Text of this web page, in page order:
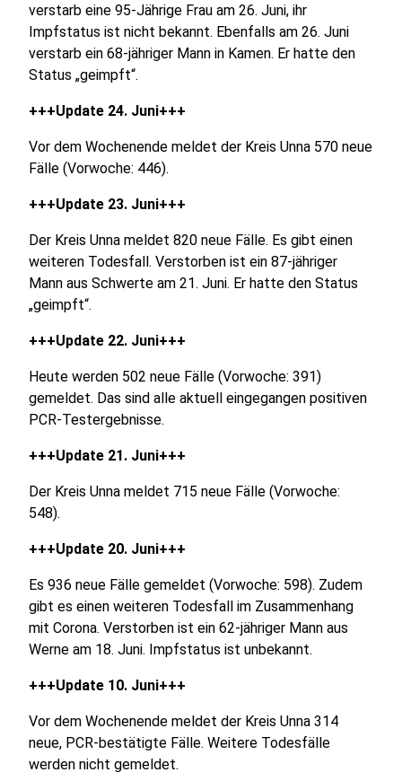
verstarb eine 95-Jährige Frau am 26. Juni, ihr
Impfstatus ist nicht bekannt. Ebenfalls am 26. Juni
verstarb ein 68-jähriger Mann in Kamen. Er hatte den
Status „geimpft“.
+++Update 24. Juni+++
Vor dem Wochenende meldet der Kreis Unna 570 neue
Fälle (Vorwoche: 446).
+++Update 23. Juni+++
Der Kreis Unna meldet 820 neue Fälle. Es gibt einen
weiteren Todesfall. Verstorben ist ein 87-jähriger
Mann aus Schwerte am 21. Juni. Er hatte den Status
„geimpft“.
+++Update 22. Juni+++
Heute werden 502 neue Fälle (Vorwoche: 391)
gemeldet. Das sind alle aktuell eingegangen positiven
PCR-Testergebnisse.
+++Update 21. Juni+++
Der Kreis Unna meldet 715 neue Fälle (Vorwoche:
548).
+++Update 20. Juni+++
Es 936 neue Fälle gemeldet (Vorwoche: 598). Zudem
gibt es einen weiteren Todesfall im Zusammenhang
mit Corona. Verstorben ist ein 62-jähriger Mann aus
Werne am 18. Juni. Impfstatus ist unbekannt.
+++Update 10. Juni+++
Vor dem Wochenende meldet der Kreis Unna 314
neue, PCR-bestätigte Fälle. Weitere Todesfälle
werden nicht gemeldet.